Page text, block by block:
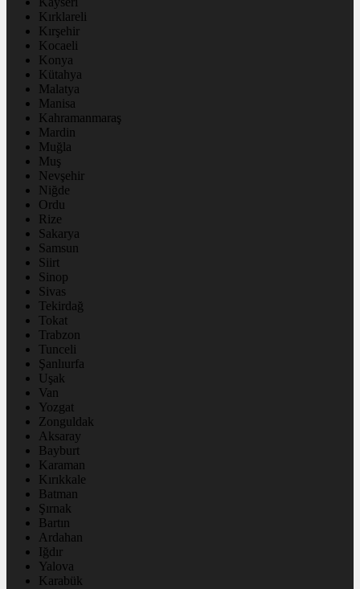
Kırklareli
Kırşehir
Kocaeli
Konya
Kütahya
Malatya
Manisa
Kahramanmaraş
Mardin
Muğla
Muş
Nevşehir
Niğde
Ordu
Rize
Sakarya
Samsun
Siirt
Sinop
Sivas
Tekirdağ
Tokat
Trabzon
Tunceli
Şanlıurfa
Uşak
Van
Yozgat
Zonguldak
Aksaray
Bayburt
Karaman
Kırıkkale
Batman
Şırnak
Bartın
Ardahan
Iğdır
Yalova
Karabük